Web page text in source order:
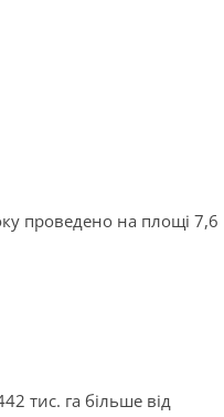
проведено на площі 7,6
тис. га більше від